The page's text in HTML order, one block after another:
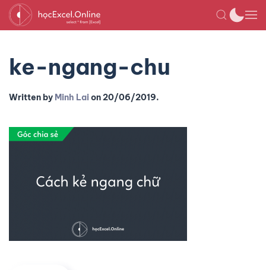
ke-ngang-chu
Written by Minh Laion20/06/2019.